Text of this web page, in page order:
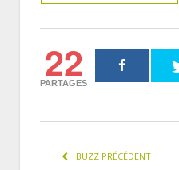
22
PARTAGES
BUZZ PRÉCÉDENT